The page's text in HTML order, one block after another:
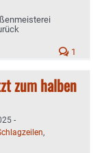
1
zum halben
-
,